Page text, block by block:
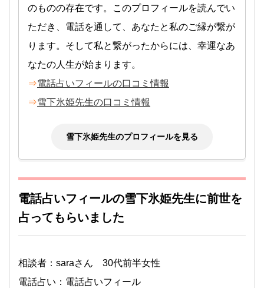
のものの存在です。このプロフィールを読んでい
ただき、電話を通して、あなたと私のご縁が繋が
ります。そして私と繋がったからには、幸運なあ
なたの人生が始まります。
⇒電話占いフィールの口コミ情報
⇒雪下氷姫先生の口コミ情報
雪下氷姫先生のプロフィールを見る
電話占いフィールの雪下氷姫先生に前世を
占ってもらいました
相談者：saraさん 30代前半女性
電話占い：電話占いフィール